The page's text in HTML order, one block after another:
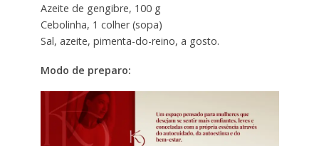
Azeite de gengibre, 100 g
Cebolinha, 1 colher (sopa)
Sal, azeite, pimenta-do-reino, a gosto.
Modo de preparo: